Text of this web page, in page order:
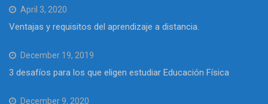
April 3, 2020
Ventajas y requisitos del aprendizaje a distancia.
December 19, 2019
3 desafíos para los que eligen estudiar Educación Física
December 9, 2020